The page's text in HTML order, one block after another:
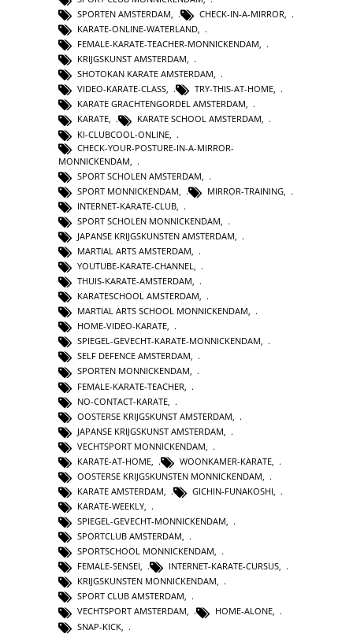
SPORTEN AMSTERDAM, CHECK-IN-A-MIRROR,
KARATE-ONLINE-WATERLAND,
FEMALE-KARATE-TEACHER-MONNICKENDAM,
KRIJGSKUNST AMSTERDAM,
SHOTOKAN KARATE AMSTERDAM,
VIDEO-KARATE-CLASS, TRY-THIS-AT-HOME,
KARATE GRACHTENGORDEL AMSTERDAM,
KARATE, KARATE SCHOOL AMSTERDAM,
KI-CLUBCOOL-ONLINE
CHECK-YOUR-POSTURE-IN-A-MIRROR-
MONNICKENDAM
SPORT SCHOLEN AMSTERDAM
SPORT MONNICKENDAM
MIRROR-TRAINING
INTERNET-KARATE-CLUB
SPORT SCHOLEN MONNICKENDAM
JAPANSE KRIJGSKUNSTEN AMSTERDAM
MARTIAL ARTS AMSTERDAM
YOUTUBE-KARATE-CHANNEL,
THUIS-KARATE-AMSTERDAM,
KARATESCHOOL AMSTERDAM,
MARTIAL ARTS SCHOOL MONNICKENDAM,
HOME-VIDEO-KARATE,
SPIEGEL-GEVECHT-KARATE-MONNICKENDAM,
SELF DEFENCE AMSTERDAM,
SPORTEN MONNICKENDAM,
FEMALE-KARATE-TEACHER
NO-CONTACT-KARATE
OOSTERSE KRIJGSKUNST AMSTERDAM
JAPANSE KRIJGSKUNST AMSTERDAM
VECHTSPORT MONNICKENDAM
KARATE-AT-HOME
WOONKAMER-KARATE
OOSTERSE KRIJGSKUNSTEN MONNICKENDAM
KARATE AMSTERDAM
GICHIN-FUNAKOSHI
KARATE-WEEKLY,
SPIEGEL-GEVECHT-MONNICKENDAM,
SPORTCLUB AMSTERDAM,
SPORTSCHOOL MONNICKENDAM,
FEMALE-SENSEI, INTERNET-KARATE-CURSUS,
KRIJGSKUNSTEN MONNICKENDAM,
SPORT CLUB AMSTERDAM,
VECHTSPORT AMSTERDAM, HOME-ALONE,
SNAP-KICK